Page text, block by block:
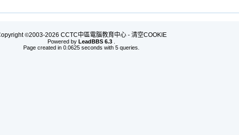
©2003-2026 CCTC中區電腦教育中心 - 清空COOKIE
Powered by LeadBBS 6.3
Page created in 0.0625 seconds with 5 queries.